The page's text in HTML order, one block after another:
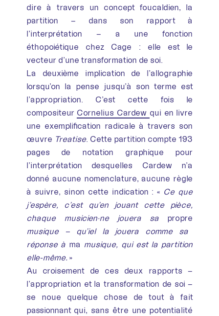
dire à travers un concept foucaldien, la
partition – dans son rapport à
l’interprétation – a une fonction
éthopoiétique chez Cage : elle est le
vecteur d’une transformation de soi.
La deuxième implication de l’allographie
lorsqu’on la pense jusqu’à son terme est
l’appropriation. C’est cette fois le
compositeur Cornelius Cardew qui en livre
une exemplification radicale à travers son
œuvre Treatise. Cette partition compte 193
pages de notation graphique pour
l’interprétation desquelles Cardew n’a
donné aucune nomenclature, aucune règle
à suivre, sinon cette indication : « Ce que
j’espère, c’est qu’en jouant cette pièce,
chaque musicien·ne jouera
sa propre
musique – qu’iel la jouera comme sa
réponse à ma musique, qui est la partition
elle-même.»
Au croisement de ces deux rapports –
l’appropriation et la transformation de soi –
se noue quelque chose de tout à fait
passionnant qui, sans être une potentialité